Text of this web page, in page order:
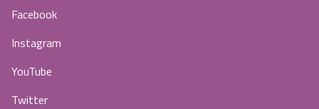
Facebook
Instagram
YouTube
Twitter